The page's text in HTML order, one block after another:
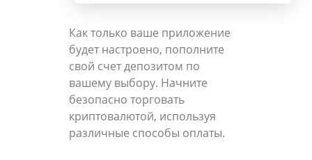
Как только ваше приложение
будет настроено, пополните
свой счет депозитом по
вашему выбору. Начните
безопасно торговать
криптовалютой, используя
различные способы оплаты.